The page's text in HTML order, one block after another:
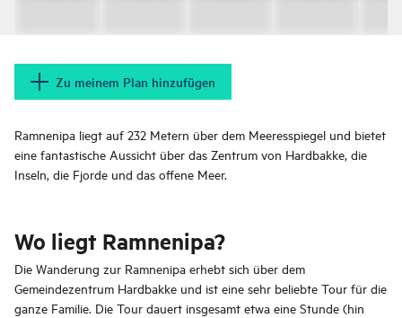
Zu meinem Plan hinzufügen
Ramnenipa liegt auf 232 Metern über dem Meeresspiegel und bietet
eine fantastische Aussicht über das Zentrum von Hardbakke, die
Inseln, die Fjorde und das offene Meer.
Wo liegt Ramnenipa?
Die Wanderung zur Ramnenipa erhebt sich über dem
Gemeindezentrum Hardbakke und ist eine sehr beliebte Tour für die
ganze Familie. Die Tour dauert insgesamt etwa eine Stunde (hin